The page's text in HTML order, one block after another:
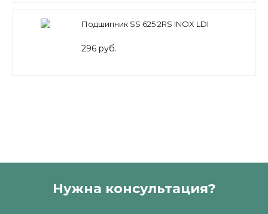
Подшипник SS 625 2RS INOX LDI
296 руб.
Нужна консультация?